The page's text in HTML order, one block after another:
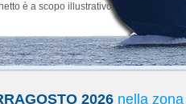
è a scopo illustrativo.
2026nella zona